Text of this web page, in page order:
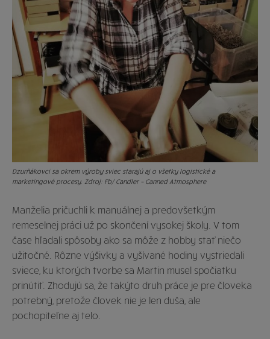
Dzurňákovci sa okrem výroby sviec starajú aj o všetky logistické a
marketingové procesy. Zdroj: Fb/ Candler – Canned Atmosphere
Manželia pričuchli k manuálnej a predovšetkým
remeselnej práci už po skončení vysokej školy. V tom
čase hľadali spôsoby ako sa môže z hobby stať niečo
užitočné. Rôzne výšivky a vyšívané hodiny vystriedali
sviece, ku ktorých tvorbe sa Martin musel spočiatku
prinútiť. Zhodujú sa, že takýto druh práce je pre človeka
potrebný, pretože človek nie je len duša, ale
pochopiteľne aj telo.